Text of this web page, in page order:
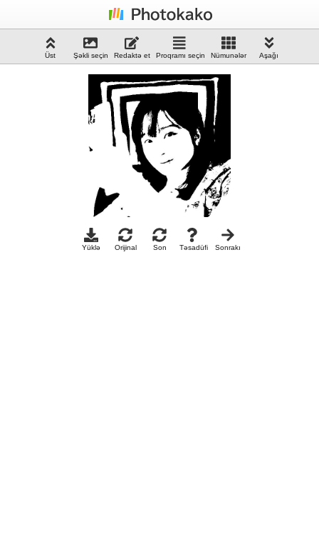
Üst Şəkli seçin Redaktə et Proqramı seçin Nümunələr Aşağı
Yüklə Orijinal Son Təsadüfi Sonrakı